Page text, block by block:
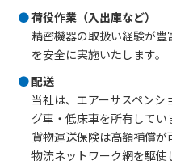
荷役作業（入出庫など）
精密機器の取扱い経験が
を安全に実施いたします。
配送
当社は、エアーサスペン
グ車・低床車を所有してい
貨物運送保険は高額補償が
物流ネットワーク網を駆